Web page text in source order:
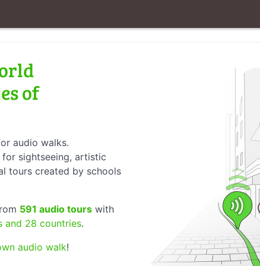
of
audio walks.
sightseeing, artistic
tours created by schools
591 audio tours with
and 28 countries.
audio walk!